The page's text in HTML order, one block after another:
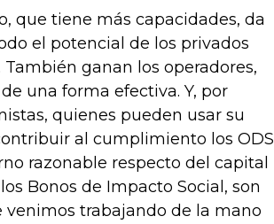
que tiene más capacidades, da
el potencial de los privados
ganan los operadores,
una forma efectiva. Y, por
quienes pueden usar su
al cumplimiento los ODS
razonable respecto del capital
Bonos de Impacto Social, son
trabajando de la mano